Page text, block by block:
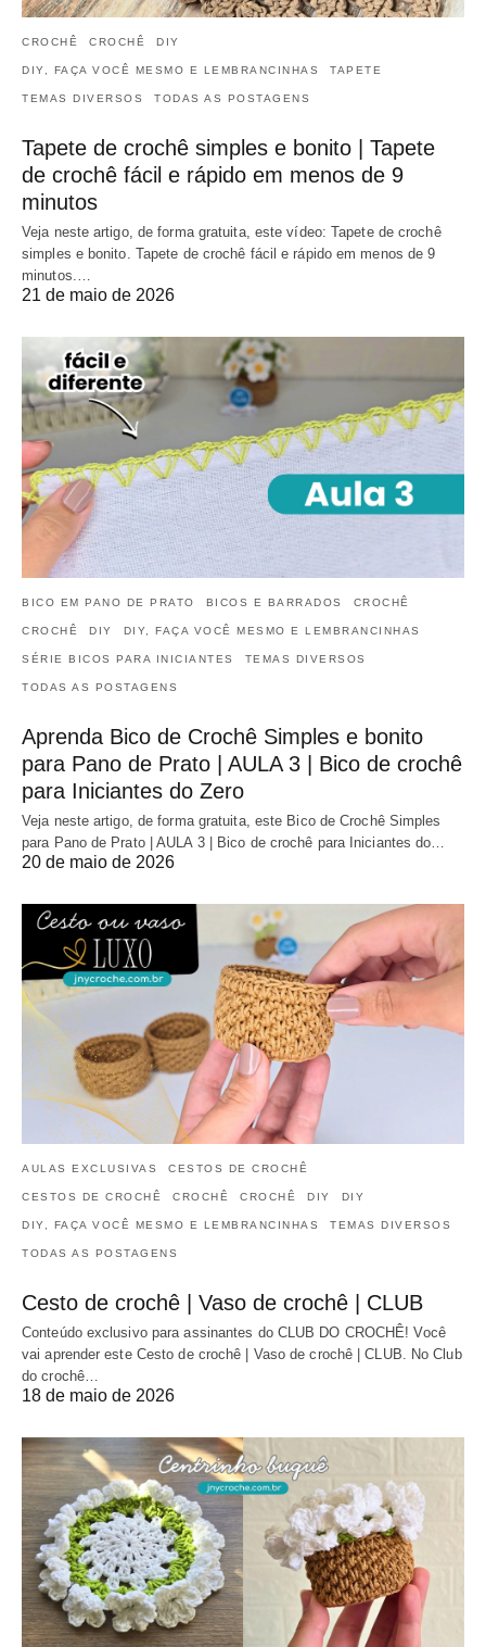
CROCHÊ CROCHÊ DIY
DIY, FAÇA VOCÊ MESMO E LEMBRANCINHAS TAPETE
TEMAS DIVERSOS TODAS AS POSTAGENS
Tapete de crochê simples e bonito | Tapete
de crochê fácil e rápido em menos de 9
minutos
Veja neste artigo, de forma gratuita, este vídeo: Tapete de crochê
simples e bonito. Tapete de crochê fácil e rápido em menos de 9
minutos.…
21 de maio de 2026
BICO EM PANO DE PRATO BICOS E BARRADOS CROCHÊ
CROCHÊ DIY DIY, FAÇA VOCÊ MESMO E LEMBRANCINHAS
SÉRIE BICOS PARA INICIANTES TEMAS DIVERSOS
TODAS AS POSTAGENS
Aprenda Bico de Crochê Simples e bonito
para Pano de Prato | AULA 3 | Bico de crochê
para Iniciantes do Zero
Veja neste artigo, de forma gratuita, este Bico de Crochê Simples
para Pano de Prato | AULA 3 | Bico de crochê para Iniciantes do…
20 de maio de 2026
AULAS EXCLUSIVAS CESTOS DE CROCHÊ
CESTOS DE CROCHÊ CROCHÊ CROCHÊ DIY DIY
DIY, FAÇA VOCÊ MESMO E LEMBRANCINHAS TEMAS DIVERSOS
TODAS AS POSTAGENS
Cesto de crochê | Vaso de crochê | CLUB
Conteúdo exclusivo para assinantes do CLUB DO CROCHÊ! Você
vai aprender este Cesto de crochê | Vaso de crochê | CLUB. No Club
do crochê…
18 de maio de 2026